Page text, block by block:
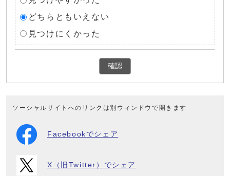
どちらともいえない
見つけにくかった
確認
ソーシャルサイトへのリンクは別ウィンドウで開きます
Facebookでシェア
X（旧Twitter）でシェア